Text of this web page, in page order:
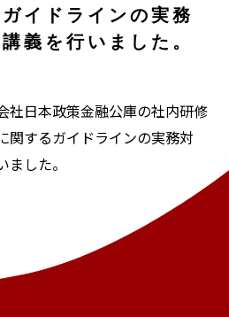
イドラインの実務
義を行いました。
社日本政策金融公庫の社内研修
関するガイドラインの実務対
した。